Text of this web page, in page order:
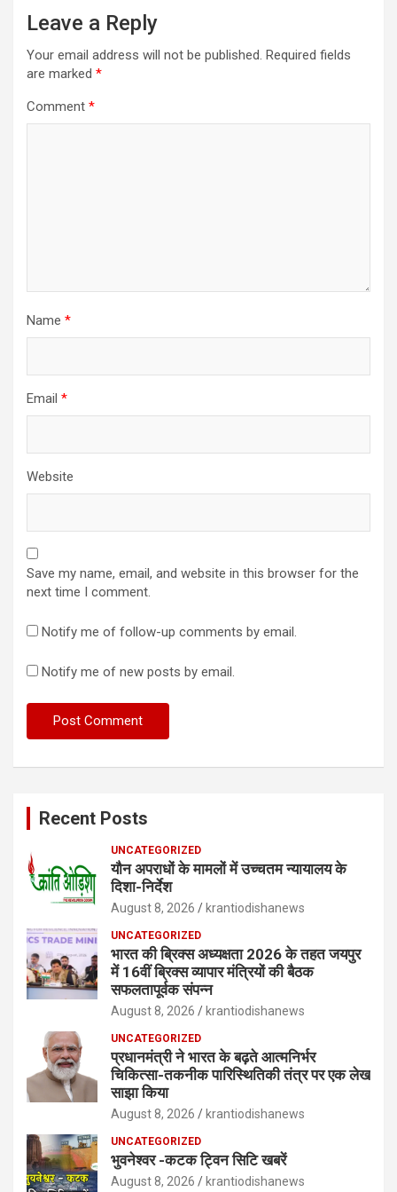
Leave a Reply
Your email address will not be published. Required fields
are marked *
Comment *
Name *
Email *
Website
Save my name, email, and website in this browser for the
next time I comment.
Notify me of follow-up comments by email.
Notify me of new posts by email.
Recent Posts
UNCATEGORIZED
यौन अपराधों के मामलों में उच्चतम न्यायालय के
दिशा-निर्देश
August 8, 2026 krantiodishanews
UNCATEGORIZED
भारत की ब्रिक्‍स अध्यक्षता 2026 के तहत जयपुर
में 16वीं ब्रिक्‍स व्यापार मंत्रियों की बैठक
सफलतापूर्वक संपन्न
August 8, 2026 krantiodishanews
UNCATEGORIZED
प्रधानमंत्री ने भारत के बढ़ते आत्मनिर्भर
चिकित्सा-तकनीक पारिस्थितिकी तंत्र पर एक लेख
साझा किया
August 8, 2026 krantiodishanews
UNCATEGORIZED
भुवनेश्वर -कटक ट्विन सिटि खबरें
August 8, 2026 krantiodishanews